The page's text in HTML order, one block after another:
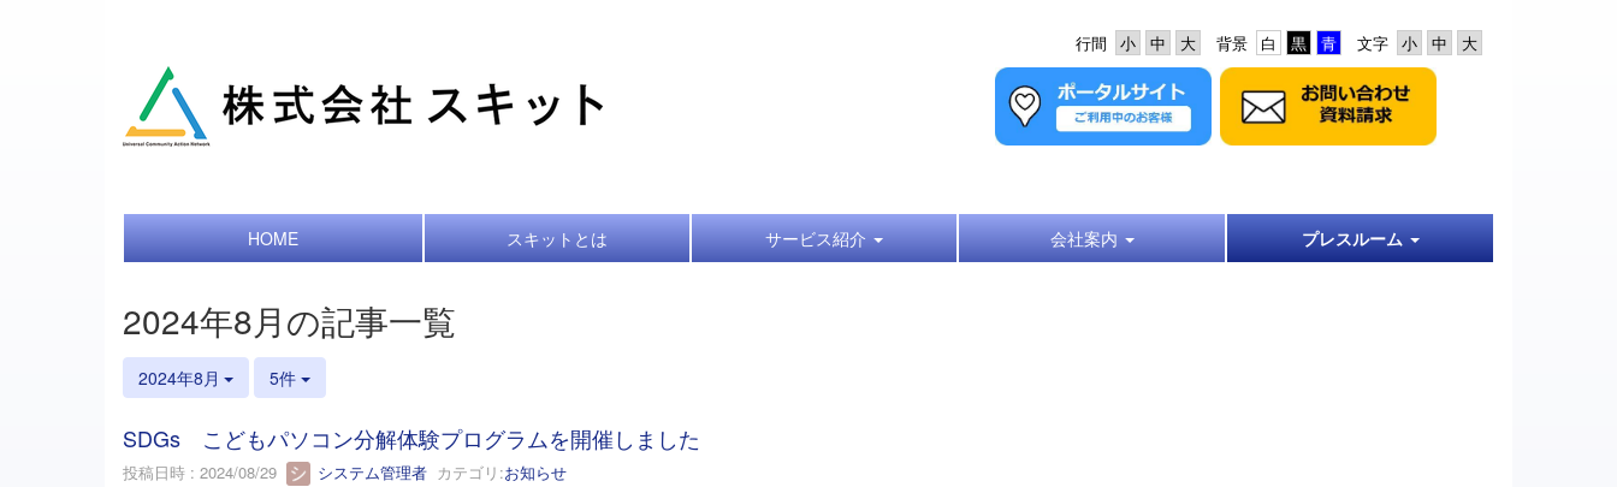
文字
背景
行間
HOME スキットとは サービス紹介 会社案内 プレスルーム
2024年8月の記事一覧
2024年8月 5件
SDGs こどもパソコン分解体験プログラムを開催しました
投稿日時 : 2024/08/29 システム管理者 カテゴリ:お知らせ